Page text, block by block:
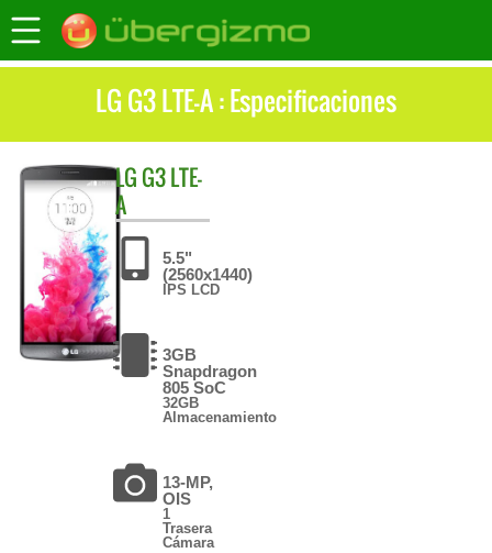
LG G3 LTE-A : Especificaciones
LG G3 LTE-
A
5.5"
(2560x1440)
IPS LCD
3GB
Snapdragon
805 SoC
32GB
Almacenamiento
13-MP,
OIS
1
Trasera
Cámara